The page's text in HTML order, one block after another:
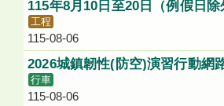
道行駛。
115年8月10日至20日（例假日除
1時至翌日上午6時，施工封閉台
絡道進入國1北向入口匝道
工程
115-08-06
2026城鎮韌性(防空)演習行動網
響1968服務，請多加利用各類管
行車
115-08-06